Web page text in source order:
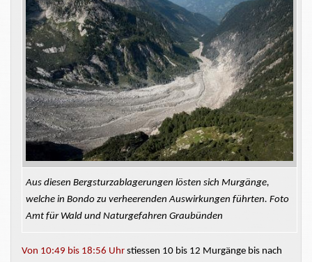
Aus diesen Bergsturzablagerungen lösten sich Murgänge,
welche in Bondo zu verheerenden Auswirkungen führten. Foto
Amt für Wald und Naturgefahren Graubünden
Von 10:49 bis 18:56 Uhr stiessen 10 bis 12 Murgänge bis nach